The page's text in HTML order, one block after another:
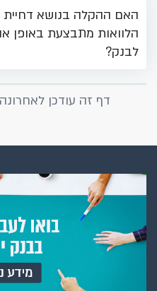
האם ההקלה בנושא
הלוואות מתבצעת באופן
לבנק?
דף זה עודכן לאחרונה